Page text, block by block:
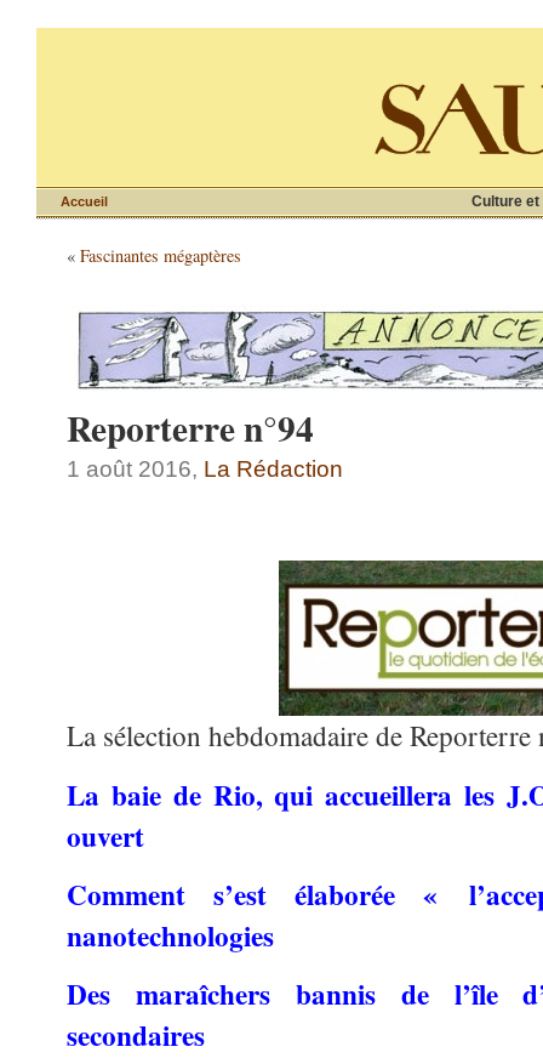
Culture et
Accueil
« Fascinantes mégaptères
Reporterre n°94
1 août 2016, La Rédaction
La sélection hebdomadaire de Reporterre
La baie de Rio, qui accueillera les
ouvert
Comment s’est élaborée «
nanotechnologies
Des maraîchers bannis de l’île
secondaires